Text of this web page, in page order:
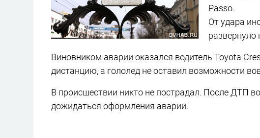
Passo.
От удара
развернуло
Виновником аварии оказался водитель Toyota
дистанцию, а гололед не оставил возможности
В происшествии никто не пострадал. После ДТП
дожидаться оформления аварии.